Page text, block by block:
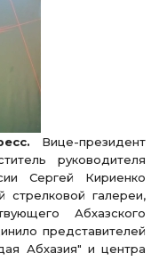
Вице-президент
руководителя
Сергей Кириенко
стрелковой галереи,
Абхазского
представителей
Абхазия" и центра